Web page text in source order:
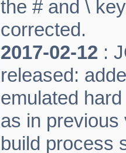
the # and \
corrected.
2017-02-12 :
released:
emulated
as in previous
build process